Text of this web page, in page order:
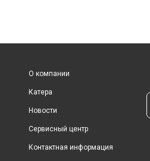
О компании
Катера
Новости
Сервисный центр
Контактная информация